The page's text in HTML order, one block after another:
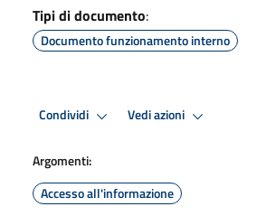
Tipi di documento:
Documento funzionamento interno
Condividi Vedi azioni
Argomenti:
Accesso all'informazione